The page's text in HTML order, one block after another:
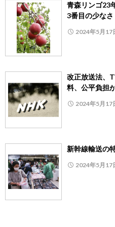
青森リンゴ23
3番目の少なさ
2024年5月17
改正放送法、
料、公平負担
2024年5月17
新幹線輸送の
2024年5月17